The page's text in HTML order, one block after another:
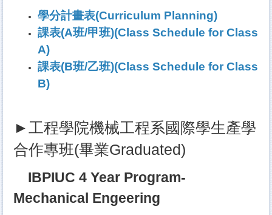
學分計畫表(Curriculum Planning)
課表(A班/甲班)(Class Schedule for Class
A)
課表(B班/乙班)(Class Schedule for Class
B)
►工程學院機械工程系國際學生產學
合作專班(畢業Graduated)
IBPIUC 4 Year Program-
Mechanical Engeering